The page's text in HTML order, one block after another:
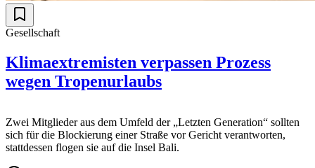
Gesellschaft
Klimaextremisten verpassen Prozess
wegen Tropenurlaubs
Zwei Mitglieder aus dem Umfeld der „Letzten Generation“ sollten
sich für die Blockierung einer Straße vor Gericht verantworten,
stattdessen flogen sie auf die Insel Bali.